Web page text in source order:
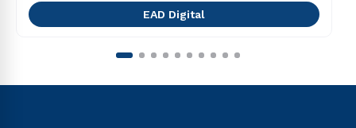
EAD Digital